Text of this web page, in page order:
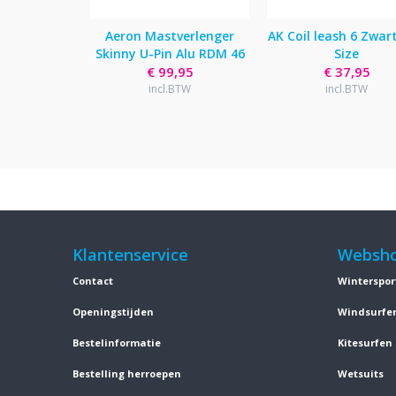
Aeron Mastverlenger
Skinny U-Pin Alu RDM 46
€ 99,95
incl.BTW
AK Coil leash 6
Size
€ 37,95
incl.BTW
Klantenservice
Contact
Openingstijden
Bestelinformatie
Bestelling herroepen
Kitesurfen
Wetsuits